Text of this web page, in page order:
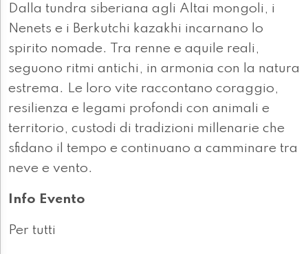
Dalla tundra siberiana agli Altai mongoli, i
Nenets e i Berkutchi kazakhi incarnano lo
spirito nomade. Tra renne e aquile reali,
seguono ritmi antichi, in armonia con la natura
estrema. Le loro vite raccontano coraggio,
resilienza e legami profondi con animali e
territorio, custodi di tradizioni millenarie che
sfidano il tempo e continuano a camminare tra
neve e vento.
Info Evento
Per tutti